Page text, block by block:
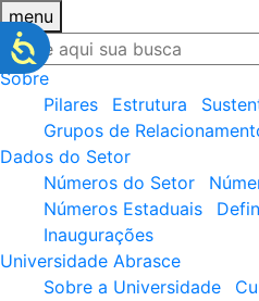
menu
Sobre
Pilares
Estrutura
Grupos de
Dados do Setor
Números do Setor
Números Estaduais
Inaugurações
Universidade Abrasce
Sobre a Universidade